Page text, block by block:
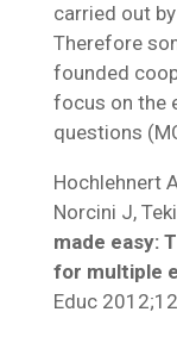
carried out
Therefore
founded
focus on the
questions
Hochlehnert
Norcini J,
made easy:
for multiple
Educ